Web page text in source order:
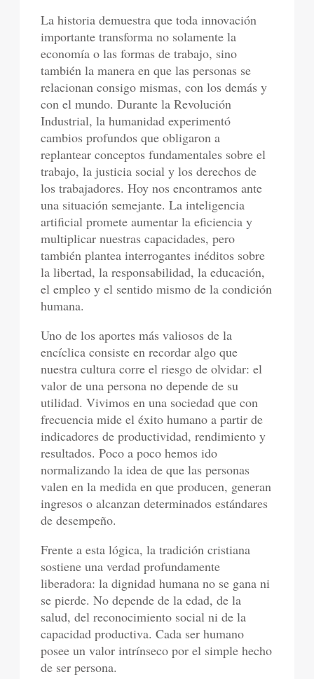
La historia demuestra que toda innovación
importante transforma no solamente la
economía o las formas de trabajo, sino
también la manera en que las personas se
relacionan consigo mismas, con los demás y
con el mundo. Durante la Revolución
Industrial, la humanidad experimentó
cambios profundos que obligaron a
replantear conceptos fundamentales sobre el
trabajo, la justicia social y los derechos de
los trabajadores. Hoy nos encontramos ante
una situación semejante. La inteligencia
artificial promete aumentar la eficiencia y
multiplicar nuestras capacidades, pero
también plantea interrogantes inéditos sobre
la libertad, la responsabilidad, la educación,
el empleo y el sentido mismo de la condición
humana.
Uno de los aportes más valiosos de la
encíclica consiste en recordar algo que
nuestra cultura corre el riesgo de olvidar: el
valor de una persona no depende de su
utilidad. Vivimos en una sociedad que con
frecuencia mide el éxito humano a partir de
indicadores de productividad, rendimiento y
resultados. Poco a poco hemos ido
normalizando la idea de que las personas
valen en la medida en que producen, generan
ingresos o alcanzan determinados estándares
de desempeño.
Frente a esta lógica, la tradición cristiana
sostiene una verdad profundamente
liberadora: la dignidad humana no se gana ni
se pierde. No depende de la edad, de la
salud, del reconocimiento social ni de la
capacidad productiva. Cada ser humano
posee un valor intrínseco por el simple hecho
de ser persona.